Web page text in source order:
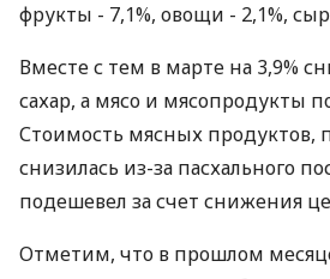
фрукты - 7,1%, овощи - 2,1%,
Вместе с тем в марте на 3,9%
сахар, а мясо и мясопродукты
Стоимость мясных продуктов,
снизилась из-за пасхального
подешевел за счет снижения
Отметим, что в прошлом